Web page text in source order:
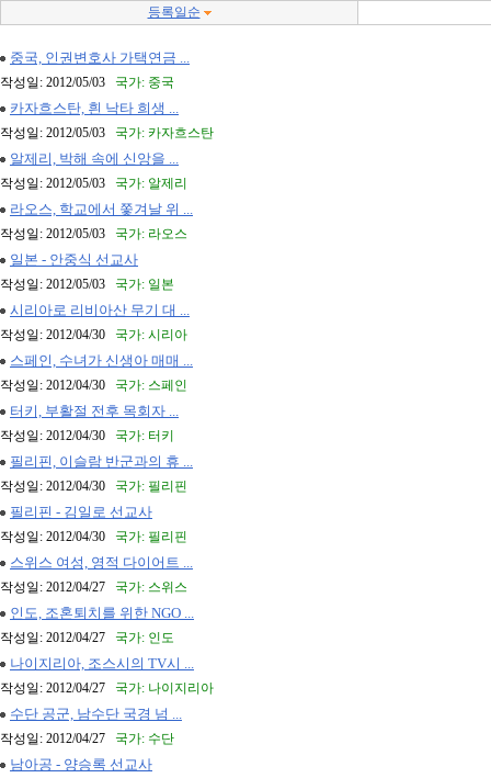
등록일순
중국, 인권변호사 가택연금 ...
작성일: 2012/05/03 국가: 중국
카자흐스탄, 흰 낙타 희생 ...
작성일: 2012/05/03 국가: 카자흐스탄
알제리, 박해 속에 신앙을 ...
작성일: 2012/05/03 국가: 알제리
라오스, 학교에서 쫓겨날 위 ...
작성일: 2012/05/03 국가: 라오스
일본 - 안중식 선교사
작성일: 2012/05/03 국가: 일본
시리아로 리비아산 무기 대 ...
작성일: 2012/04/30 국가: 시리아
스페인, 수녀가 신생아 매매 ...
작성일: 2012/04/30 국가: 스페인
터키, 부활절 전후 목회자 ...
작성일: 2012/04/30 국가: 터키
필리핀, 이슬람 반군과의 휴 ...
작성일: 2012/04/30 국가: 필리핀
필리핀 - 김일로 선교사
작성일: 2012/04/30 국가: 필리핀
스위스 여성, 영적 다이어트 ...
작성일: 2012/04/27 국가: 스위스
인도, 조혼퇴치를 위한 NGO ...
작성일: 2012/04/27 국가: 인도
나이지리아, 조스시의 TV시 ...
작성일: 2012/04/27 국가: 나이지리아
수단 공군, 남수단 국경 넘 ...
작성일: 2012/04/27 국가: 수단
남아공 - 양승록 선교사